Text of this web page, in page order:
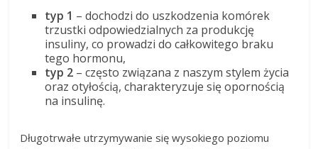
typ 1 – dochodzi do uszkodzenia komórek
trzustki odpowiedzialnych za produkcję
insuliny, co prowadzi do całkowitego braku
tego hormonu,
typ 2 – często związana z naszym stylem życia
oraz otyłością, charakteryzuje się opornością
na insulinę.
Długotrwałe utrzymywanie się wysokiego poziomu